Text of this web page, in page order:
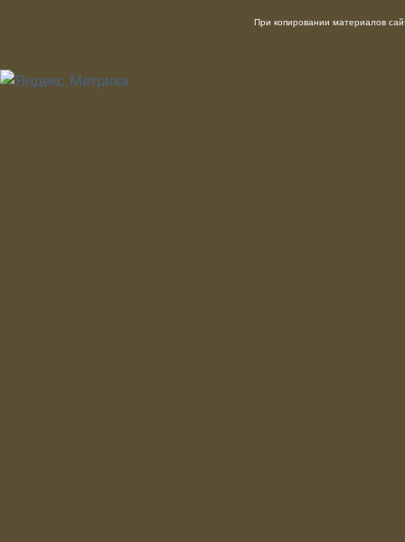
При копировании материалов